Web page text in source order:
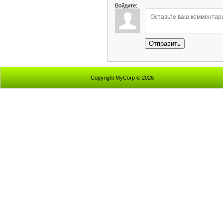
Войдите:
Отправить
Copyright MyCorp © 2026